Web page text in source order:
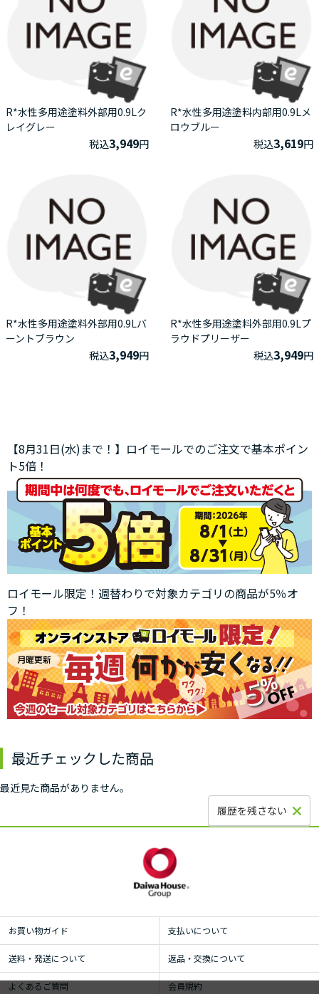
R*水性多用途塗料外部用0.9Lク
レイグレー
税込3,949円
R*水性多用途塗料内部用0.9Lメ
ロウブルー
税込3,619円
R*水性多用途塗料外部用0.9Lバ
ーントブラウン
税込3,949円
R*水性多用途塗料外部用0.9Lプ
ラウドプリーザー
税込3,949円
【8月31日(水)まで！】ロイモールでのご注文で基本ポイン
ト5倍！
ロイモール限定！週替わりで対象カテゴリの商品が5％オ
フ！
最近チェックした商品
最近見た商品がありません。
履歴を残さない
お買い物ガイド 支払いについて
送料・発送について 返品・交換について
よくあるご質問 会員規約